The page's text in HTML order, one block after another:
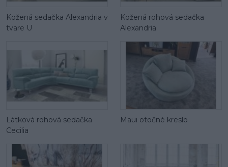
Kožená sedačka Alexandria v
tvare U
Kožená rohová sedačka
Alexandria
Látková rohová sedačka
Cecilia
Maui otočné kreslo